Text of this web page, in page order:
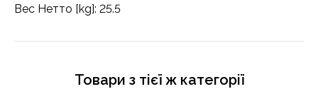
Вес Нетто [kg]: 25.5
Товари з тієї ж категорії